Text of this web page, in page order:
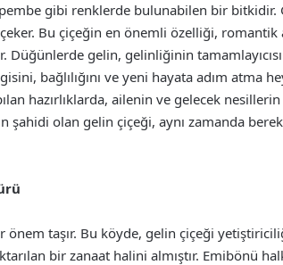
pembe gibi renklerde bulunabilen bir
Bu çiçeğin en önemli özelliği, romantik
gelin, gelinliğinin
bağlılığını ve yeni hayata adım atma
hazırlıklarda, ailenin ve gelecek
şahidi olan gelin çiçeği, aynı zamanda
önem taşır. Bu köyde, gelin çiçeği
bir zanaat halini almıştır. Emibönü